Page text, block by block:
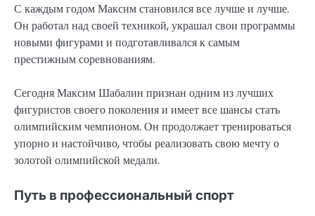
С каждым годом Максим становился все лучше и лучше.
Он работал над своей техникой, украшал свои программы
новыми фигурами и подготавливался к самым
престижным соревнованиям.
Сегодня Максим Шабалин признан одним из лучших
фигуристов своего поколения и имеет все шансы стать
олимпийским чемпионом. Он продолжает тренироваться
упорно и настойчиво, чтобы реализовать свою мечту о
золотой олимпийской медали.
Путь в профессиональный спорт